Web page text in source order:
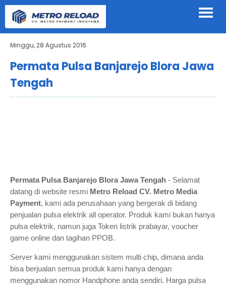
Minggu, 28 Agustus 2016
Permata Pulsa Banjarejo Blora Jawa
Tengah
Permata Pulsa Banjarejo Blora Jawa Tengah - Selamat
datang di website resmi Metro Reload CV. Metro Media
Payment, kami ada perusahaan yang bergerak di bidang
penjualan pulsa elektrik all operator. Produk kami bukan hanya
pulsa elektrik, namun juga Token listrik prabayar, voucher
game online dan tagihan PPOB.
Server kami menggunakan sistem multi chip, dimana anda
bisa berjualan semua produk kami hanya dengan
menggunakan nomor Handphone anda sendiri. Harga pulsa